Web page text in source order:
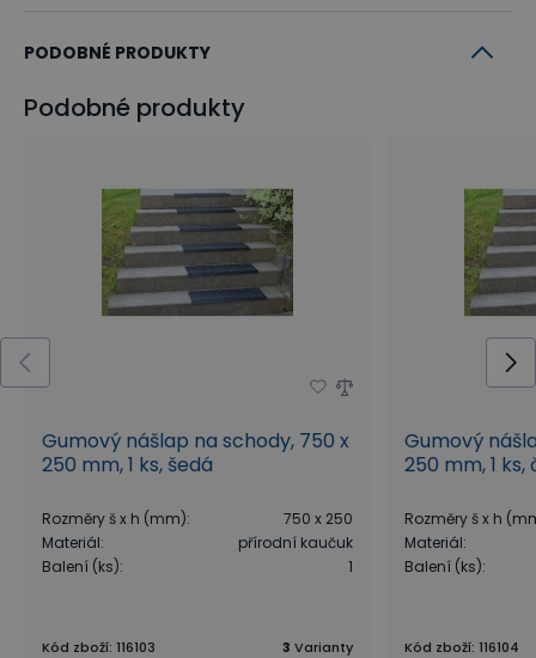
PODOBNÉ PRODUKTY
Podobné produkty
Gumový nášlap na schody, 750 x
250 mm, 1 ks, šedá
Rozměry š x h (mm):
750 x 250
Materiál:
přírodní kaučuk
Balení (ks): 1
Kód zboží: 116103 3 Varianty
Gumový
250 mm, 1
Rozměry š x h
Materiál:
Balení (ks):
Kód zboží: 116104